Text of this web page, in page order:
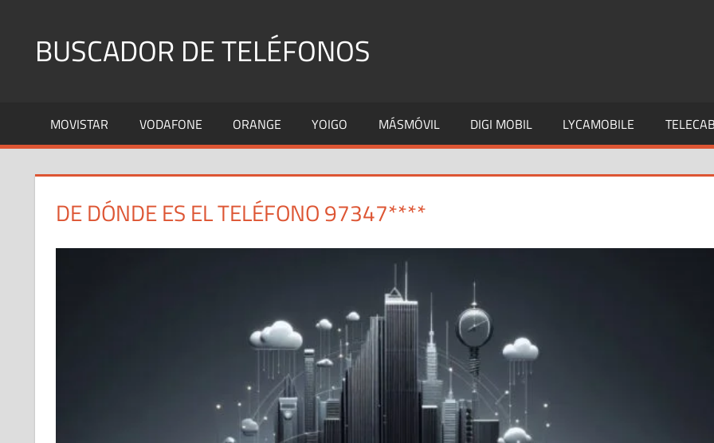
contenidoBUSCADOR DE TELÉFONOS
Fijos
y
MOVISTAR VODAFONE ORANGE YOIGO MÁSMÓVIL DIGI MOBIL LYCAMOBILE
DE DÓNDE ES EL TELÉFONO 97347****